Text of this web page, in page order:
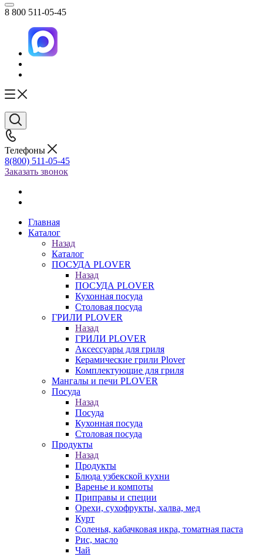
8 800 511-05-45
Телефоны
8(800) 511-05-45
Заказать звонок
Главная
Каталог
Назад
Каталог
ПОСУДА PLOVER
Назад
ПОСУДА PLOVER
Кухонная посуда
Столовая посуда
ГРИЛИ PLOVER
Назад
ГРИЛИ PLOVER
Аксессуары для гриля
Керамические грили Plover
Комплектующие для гриля
Мангалы и печи PLOVER
Посуда
Назад
Посуда
Кухонная посуда
Столовая посуда
Продукты
Назад
Продукты
Блюда узбекской кухни
Варенье и компоты
Приправы и специи
Орехи, сухофрукты, халва, мед
Курт
Соленья, кабачковая икра, томатная паста
Рис, масло
Чай